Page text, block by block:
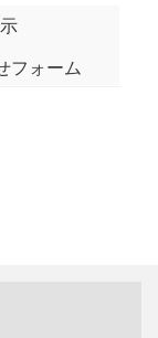
フォーム